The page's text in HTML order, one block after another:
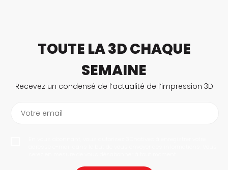
TOUTE LA 3D CHAQUE
SEMAINE
Recevez un condensé de l’actualité de l’impression 3D
Votre email